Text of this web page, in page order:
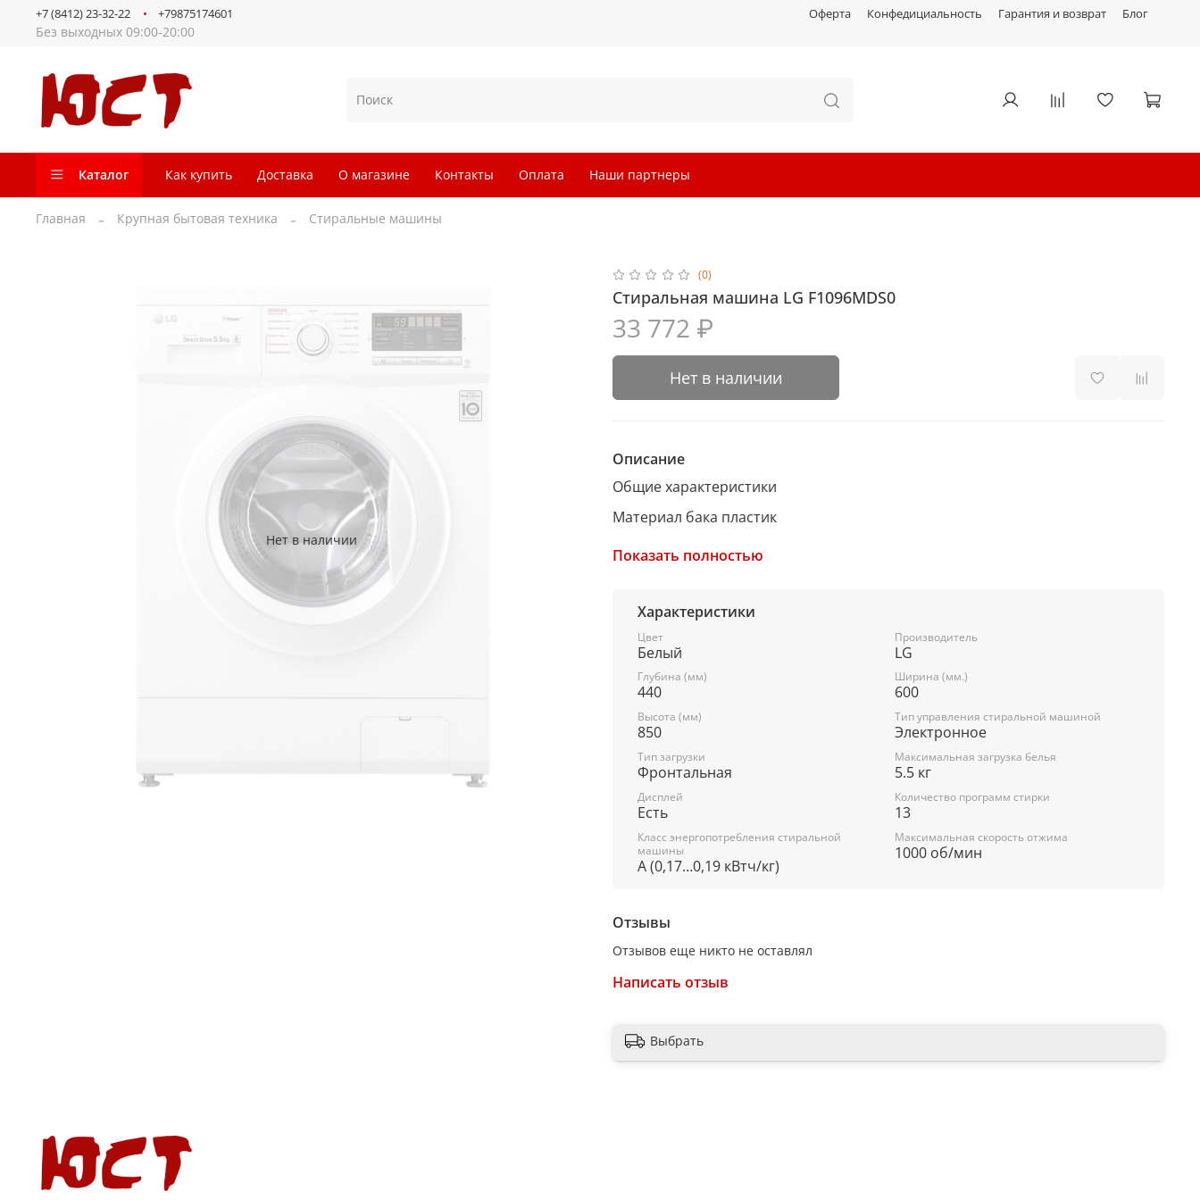
Оферта Конфедициальность Гарантия и возврат Блог
Без выходных 09:00-20:00
+7 (8412) 23-32-22 +79875174601
Каталог Как купить Доставка О магазине Контакты Оплата Наши партнеры
Главная Крупная бытовая техника Стиральные машины
Нет в наличии
(0)
Стиральная машина LG F1096MDS0
33 772 ₽
Нет в наличии
Описание
Общие характеристики
Материал бака пластик
Тип загрузки фронтальная
Тип управления электронное
Дисплей есть
Цвет корпуса белый
Активатор нет
Конструкция
Сушка нет
Прямой привод есть
Инверторный двигатель есть
Обработка паром есть
Управление со смартфона нет
Стирка
Пузырьковая стирка есть
Количество программ стирки 13
Показать полностью
Характеристики
Цвет
Белый
Производитель
LG
Глубина (мм)
440
Ширина (мм.)
600
Высота (мм)
850
Тип управления стиральной машиной
Электронное
Тип загрузки
Фронтальная
Максимальная загрузка белья
5.5 кг
Дисплей
Есть
Количество программ стирки
13
Класс энергопотребления стиральной
машины
A (0,17…0,19 кВтч/кг)
Максимальная скорость отжима
1000 об/мин
Отзывы
Отзывов еще никто не оставлял
Написать отзыв
Выбрать